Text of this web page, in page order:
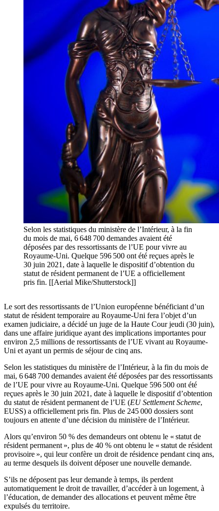
Selon les statistiques du ministère de l’Intérieur, à la fin
du mois de mai, 6 648 700 demandes avaient été
déposées par des ressortissants de l’UE pour vivre au
Royaume-Uni. Quelque 596 500 ont été reçues après le
30 juin 2021, date à laquelle le dispositif d’obtention du
statut de résident permanent de l’UE a officiellement
pris fin. [[Aerial Mike/Shutterstock]]
Le sort des ressortissants de l’Union européenne bénéficiant d’un
statut de résident temporaire au Royaume-Uni fera l’objet d’un
examen judiciaire, a décidé un juge de la Haute Cour jeudi (30 juin),
dans une affaire juridique ayant des implications importantes pour
environ 2,5 millions de ressortissants de l’UE vivant au Royaume-
Uni et ayant un permis de séjour de cinq ans.
Selon les statistiques du ministère de l’Intérieur, à la fin du mois de
mai, 6 648 700 demandes avaient été déposées par des ressortissants
de l’UE pour vivre au Royaume-Uni. Quelque 596 500 ont été
reçues après le 30 juin 2021, date à laquelle le dispositif d’obtention
du statut de résident permanent de l’UE (EU Settlement Scheme,
EUSS) a officiellement pris fin. Plus de 245 000 dossiers sont
toujours en attente d’une décision du ministère de l’Intérieur.
Alors qu’environ 50 % des demandeurs ont obtenu le « statut de
résident permanent », plus de 40 % ont obtenu le « statut de résident
provisoire », qui leur confère un droit de résidence pendant cinq ans,
au terme desquels ils doivent déposer une nouvelle demande.
S’ils ne déposent pas leur demande à temps, ils perdent
automatiquement le droit de travailler, d’accéder à un logement, à
l’éducation, de demander des allocations et peuvent même être
expulsés du territoire.